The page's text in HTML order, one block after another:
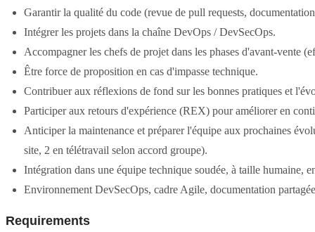
Garantir la qualité du code (revue de pull requests,
Intégrer les projets dans la chaîne DevOps / DevSecOps.
Accompagner les chefs de projet dans les phases d'avant-vente
Être force de proposition en cas d'impasse technique.
Contribuer aux réflexions de fond sur les bonnes pratiques et
Participer aux retours d'expérience (REX) pour améliorer en
Anticiper la maintenance et préparer l'équipe aux prochaines
site, 2 en télétravail selon accord groupe).
Intégration dans une équipe technique soudée, à taille humaine,
Environnement DevSecOps, cadre Agile, documentation
Requirements